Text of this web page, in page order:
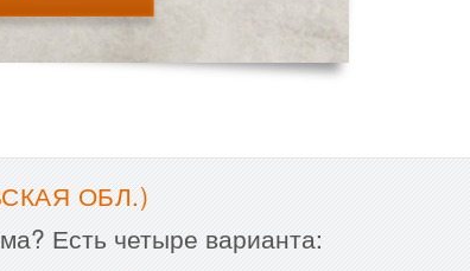
ОБЛ.)
Есть четыре варианта: